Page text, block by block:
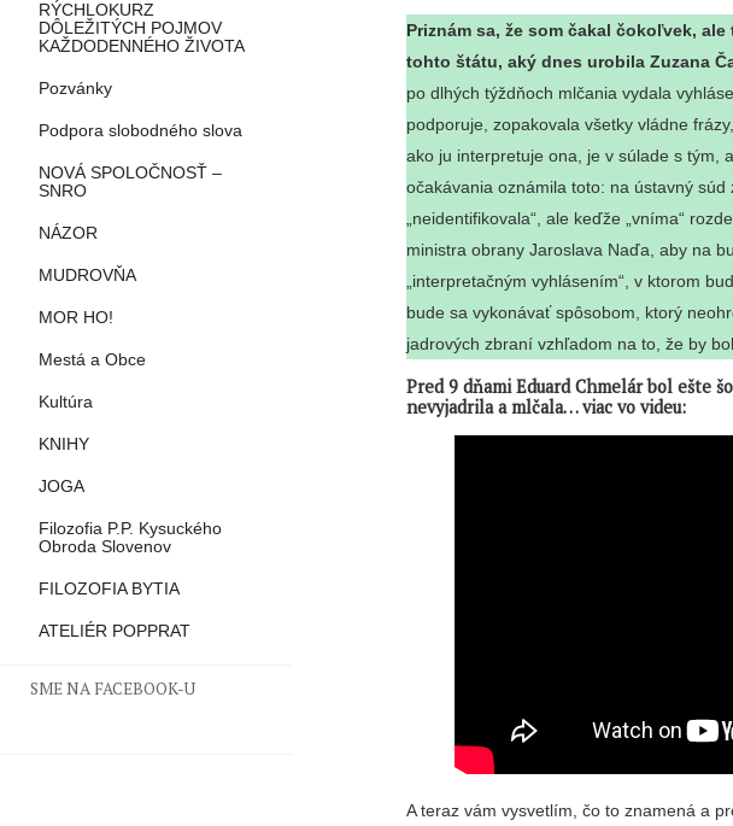
RÝCHLOKURZ
DÔLEŽITÝCH POJMOV
KAŽDODENNÉHO ŽIVOTA
Pozvánky
Podpora slobodného slova
NOVÁ SPOLOČNOSŤ –
SNRO
NÁZOR
MUDROVŇA
MOR HO!
Mestá a Obce
Kultúra
KNIHY
JOGA
Filozofia P.P. Kysuckého
Obroda Slovenov
FILOZOFIA BYTIA
ATELIÉR POPPRAT
SME NA FACEBOOK-U
Priznám sa, že som čakal čokoľvek,
tohto štátu, aký dnes urobila Zuzana
po dlhých týždňoch mlčania vydala
podporuje, zopakovala všetky vládne
ako ju interpretuje ona, je v súlade s
očakávania oznámila toto: na ústavný
„neidentifikovala“, ale keďže „vníma“
ministra obrany Jaroslava Naďa, aby na
„interpretačným vyhlásením“, v ktorom
bude sa vykonávať spôsobom, ktorý
jadrových zbraní vzhľadom na to, že by
Pred 9 dňami Eduard Chmelár bol ešte
nevyjadrila a mlčala… viac vo videu:
A teraz vám vysvetlím, čo to znamená a